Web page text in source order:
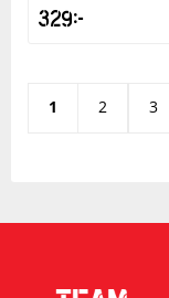
329kr
1 2 3